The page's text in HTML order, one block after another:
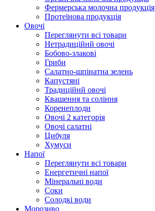
Фермерська молочна продукція
Протеїнова продукція
Овочі
Переглянути всі товари
Нетрадиційнй овочі
Бобово-злакові
Гриби
Салатно-шпінатна зелень
Капустяні
Традиційнй овочі
Квашення та соління
Корeнеплоди
Овочі 2 категорія
Овочі салатні
Цибуля
Хумуси
Напої
Переглянути всі товари
Енергетичні напої
Мінеральні води
Соки
Солодкі води
Морозиво